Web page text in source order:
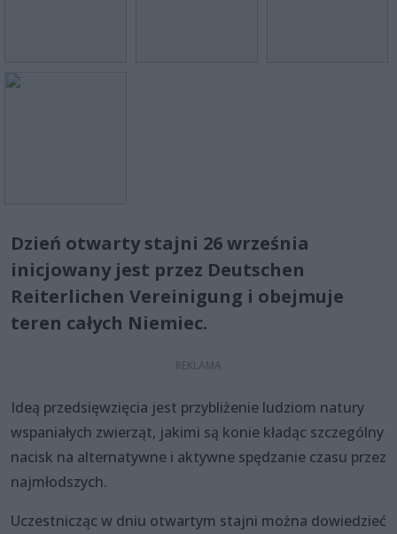
Dzień otwarty stajni 26 września
inicjowany jest przez Deutschen
Reiterlichen Vereinigung i obejmuje
teren całych Niemiec.
Ideą przedsięwzięcia jest przybliżenie ludziom natury
wspaniałych zwierząt, jakimi są konie kładąc szczególny
nacisk na alternatywne i aktywne spędzanie czasu przez
najmłodszych.
Uczestnicząc w dniu otwartym stajni można dowiedzieć